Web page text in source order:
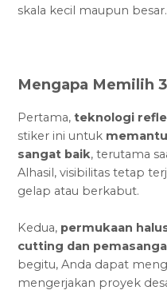
skala kecil maupun besar.
Mengapa Memilih
Pertama,teknologi
stiker ini untuk
sangat baik, terutama
Alhasil, visibilitas tetap
gelap atau berkabut.
Kedua, permukaan
cutting dan
begitu, Anda dapat
mengerjakan proyek